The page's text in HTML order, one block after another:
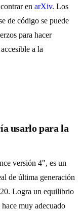
en arXiv. Los
de código se puede
para hacer
a la
usarlo para la
versión 4", es un
de última generación
Logra un equilibrio
muy adecuado